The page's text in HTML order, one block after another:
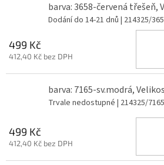
barva: 3658-červená třešeň,
Dodání do 14-21 dnů | 214325/
499 Kč
412,40 Kč bez DPH
barva: 7165-sv.modrá,
Trvale nedostupné | 214325/
499 Kč
412,40 Kč bez DPH